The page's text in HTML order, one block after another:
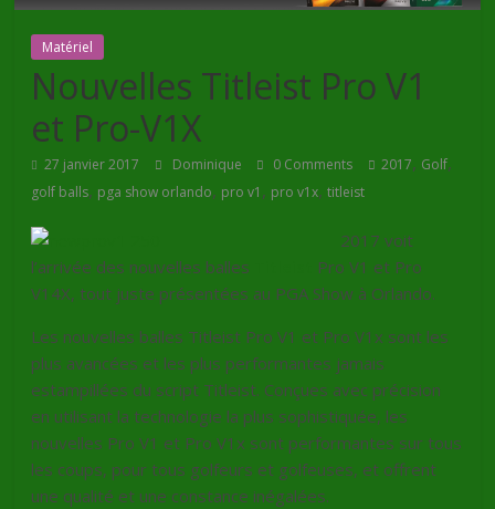
Matériel
Nouvelles Titleist Pro V1
et Pro-V1X
27 janvier 2017 Dominique 0 Comments 2017, Golf,
golf balls, pga show orlando, pro v1 , pro v1x,titleist
2017 voit
l’arrivée des nouvelles balles
Pro V1 et Pro
V14X, tout juste présentées au PGA Show à Orlando.
Les nouvelles balles Titleist Pro V1 et Pro V1x sont les
plus avancées et les plus performantes jamais
estampillées du script Titleist. Conçues avec précision
en utilisant la technologie la plus sophistiquée, les
nouvelles Pro V1 et Pro V1x sont performantes sur tous
les coups, pour tous golfeurs et golfeuses, et offrent
une qualité et une constance inégalées.